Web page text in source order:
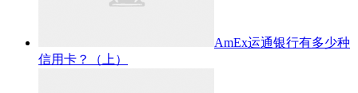
AmEx运通银行有多少种
信用卡？（上）